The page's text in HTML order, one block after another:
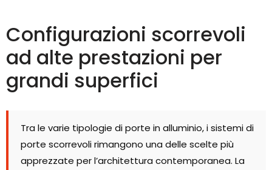
Configurazioni scorrevoli
ad alte prestazioni per
grandi superfici
Tra le varie tipologie di porte in alluminio, i sistemi di
porte scorrevoli rimangono una delle scelte più
apprezzate per l’architettura contemporanea. La